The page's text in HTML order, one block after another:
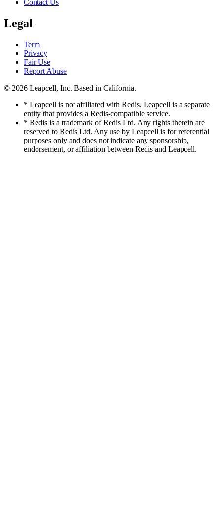
Contact Us
Legal
Term
Privacy
Fair Use
Report Abuse
© 2026 Leapcell, Inc. Based in California.
* Leapcell is not affiliated with Redis. Leapcell is a separate
entity that provides a Redis-compatible service.
* Redis is a trademark of Redis Ltd. Any rights therein are
reserved to Redis Ltd. Any use by Leapcell is for referential
purposes only and does not indicate any sponsorship,
endorsement, or affiliation between Redis and Leapcell.